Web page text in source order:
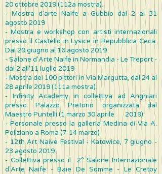
20 ottobre 2019 (112a mostra).
- Mostra d'arte Naife a Gubbio dal 2 al 31
agosto 2019
- Mostra e workshop con artisti internazionali
presso il Castello in Lysice in Repubblica Ceca.
Dal 29 giugno al 16 agosto 2019
- Salone d'Arte Naife in Normandia - Le Treport -
dal 2 all'11 luglio 2019
- Mostra dei 100 pittori in Via Margutta, dal 24 al
28 aprile 2019 (111a mostra).
- Infinity Academy in collettiva ad Anghiari
presso Palazzo Pretorio organizzata dal
Maestro Puntelli (1 marzo 30 aprile
2019)
- Personale presso la galleria Medina di Via A.
Poliziano a Roma (7-14 marzo)
- 12th Art Naive Festival - Katowice, 7 giugno -
23 agosto 2019
- Collettiva presso il 2° Salone Internazionale
d'Arte Naife - Baie De Somme - Le Cretoy